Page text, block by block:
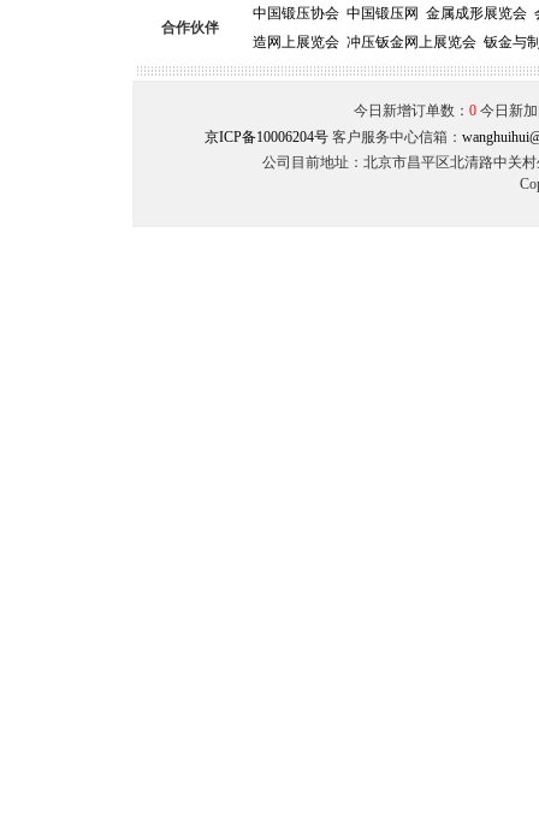
合作伙伴
中国锻压协会 中国锻压网 金属成形展览会
造网上展览会 冲压钣金网上展览会 钣金与
今日新增订单数： 0今日新
京ICP备10006204号 客户服务中心信箱：
公司目前地址：北京市昌平区北清路中关